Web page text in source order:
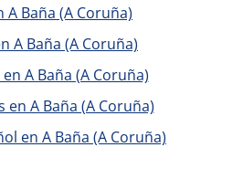
A Baña (A Coruña)
A Baña (A Coruña)
A Baña (A Coruña)
en A Baña (A Coruña)
en A Baña (A Coruña)